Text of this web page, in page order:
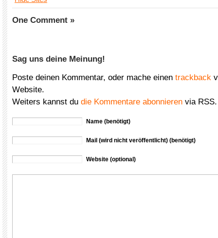
One Comment »
Sag uns deine Meinung!
Poste deinen Kommentar, oder mache einen trackback
Website.
Weiters kannst du die Kommentare abonnieren via RSS.
Name (benötigt)
Mail (wird nicht veröffentlicht) (benötigt)
Website (optional)